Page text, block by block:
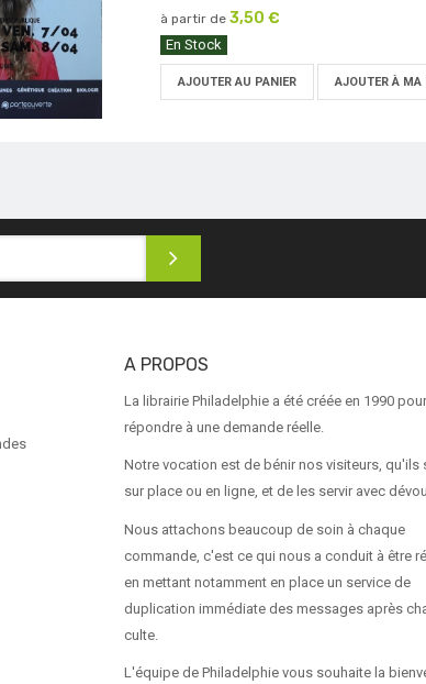
à partir de 3,50 €
En Stock
AJOUTER AU PANIER AJOUTER À MA
A PROPOS
La librairie Philadelphie a été créée en 1990 pour
répondre à une demande réelle.
Notre vocation est de bénir nos visiteurs, qu'ils
sur place ou en ligne, et de les servir avec
Nous attachons beaucoup de soin à chaque
commande, c'est ce qui nous a conduit à être
en mettant notamment en place un service de
duplication immédiate des messages après
culte.
L'équipe de Philadelphie vous souhaite la